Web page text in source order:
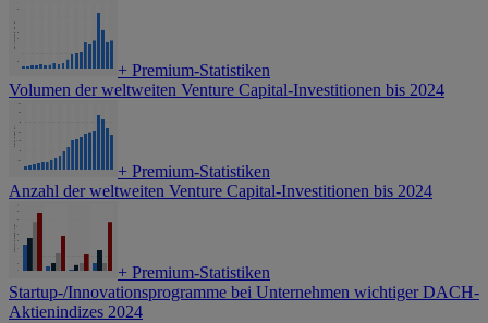
+ Premium-Statistiken
Volumen der weltweiten Venture Capital-Investitionen bis 2024
+ Premium-Statistiken
Anzahl der weltweiten Venture Capital-Investitionen bis 2024
+ Premium-Statistiken
Startup-/Innovationsprogramme bei Unternehmen wichtiger DACH-
Aktienindizes 2024